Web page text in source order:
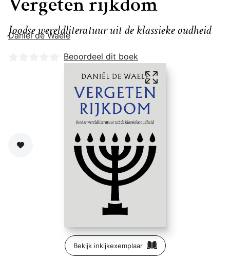
Vergeten rijkdom
Joodse wereldliteratuur uit de klassieke oudheid
Daniel de Waele
Nog geen beoordelingen
Beoordeel dit boek
Zet op verlanglijst
Bekijk inkijkexemplaar